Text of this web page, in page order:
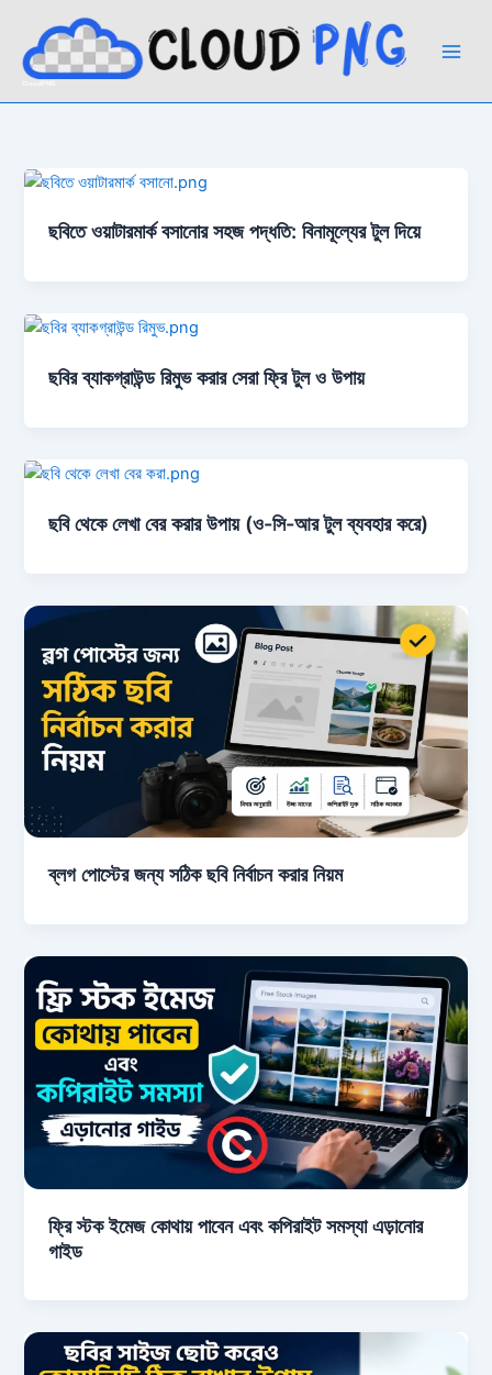
content
ছবিতে ওয়াটারমার্ক বসানোর সহজ পদ্ধতি: বিনামূল্যের টুল দিয়ে
ছবির ব্যাকগ্রাউন্ড রিমুভ করার সেরা ফ্রি টুল ও উপায়
ছবি থেকে লেখা বের করার উপায় (ও-সি-আর টুল ব্যবহার করে)
ব্লগ পোস্টের জন্য সঠিক ছবি নির্বাচন করার নিয়ম
ফ্রি স্টক ইমেজ কোথায় পাবেন এবং কপিরাইট সমস্যা এড়ানোর
গাইড